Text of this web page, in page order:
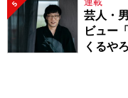
5
芸人・
ビュー
くるや